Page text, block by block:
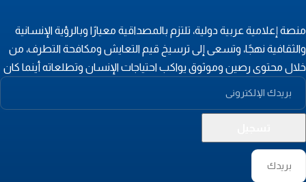
إعلامية عربية دولية، تلتزم بالمصداقية معيارًا وبالرؤية الإنسانية
نهجًا، وتسعى إلى ترسيخ قيم التعايش ومكافحة التطرف، من
محتوى رصين وموثوق يواكب احتياجات الإنسان وتطلعاته أينما كان